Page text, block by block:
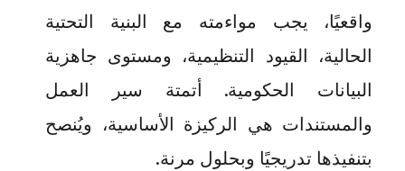
واقعيًا، يجب مواءمته مع البنية التحتية
الحالية، القيود التنظيمية، ومستوى جاهزية
البيانات الحكومية. أتمتة سير العمل
والمستندات هي الركيزة الأساسية، ويُنصح
بتنفيذها تدريجيًا وبحلول مرنة.